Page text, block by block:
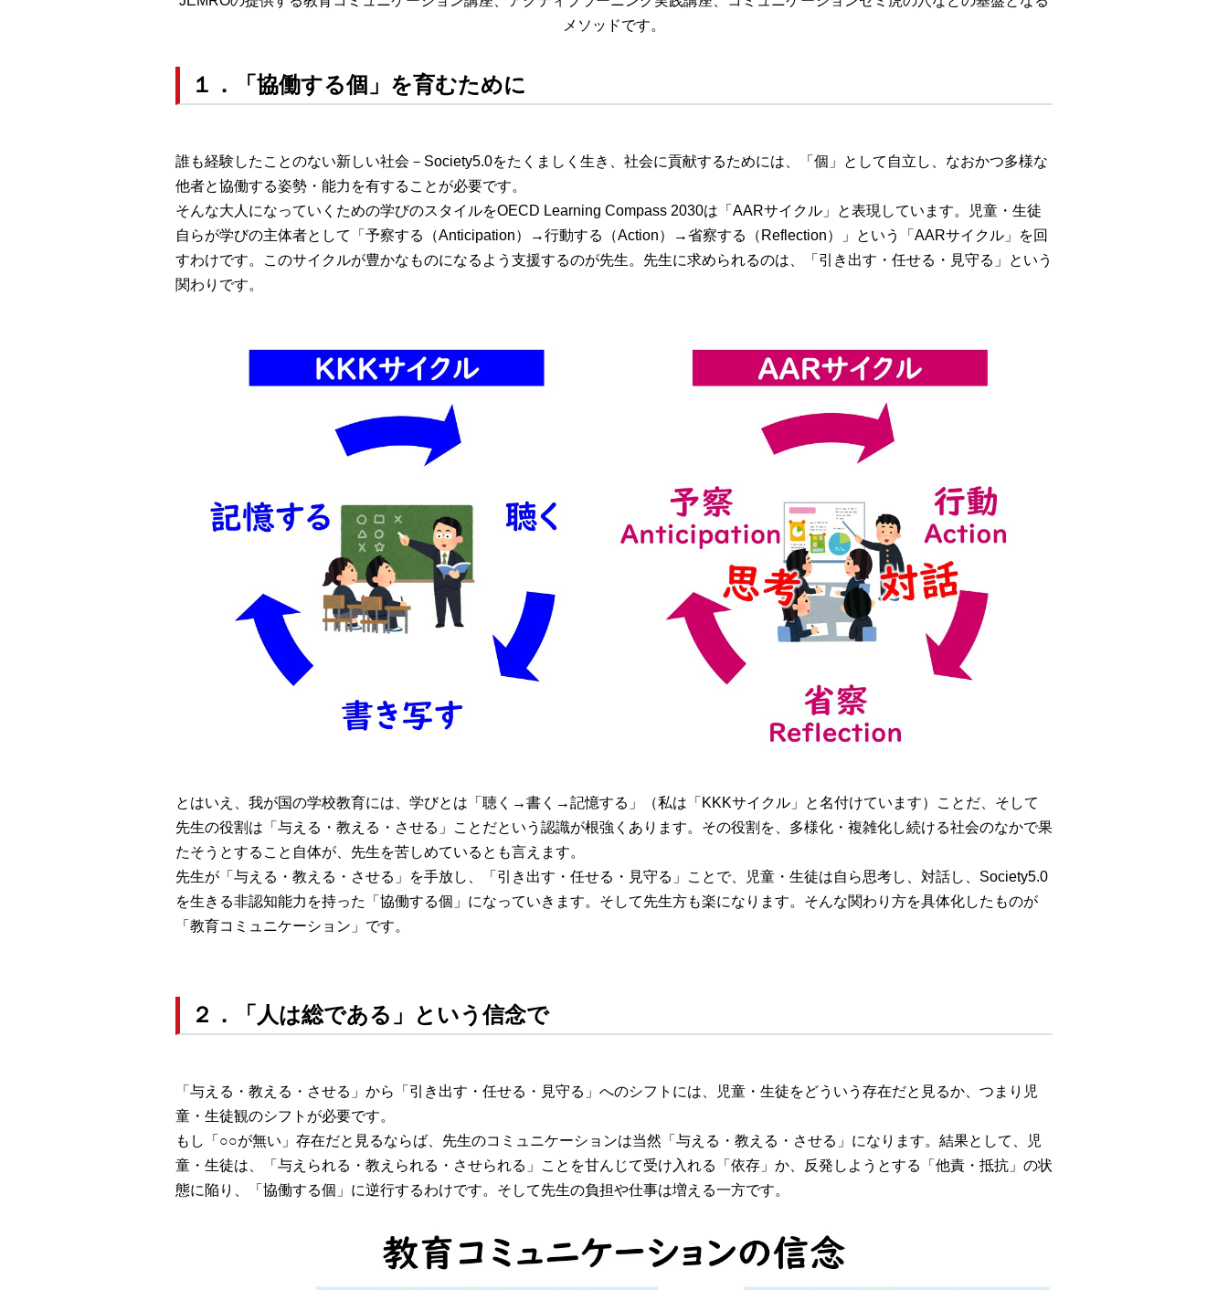
メソッドです。
１．「協働する個」を育むために
誰も経験したことのない新しい社会－Society5.0をたくましく生き、社会に貢献するためには、「個」として自立し、なおかつ多様な
他者と協働する姿勢・能力を有することが必要です。
そんな大人になっていくための学びのスタイルをOECD Learning Compass 2030は「AARサイクル」と表現しています。児童・生徒
自らが学びの主体者として「予察する（Anticipation）→行動する（Action）→省察する（Reflection）」という「AARサイクル」を回
すわけです。このサイクルが豊かなものになるよう支援するのが先生。先生に求められるのは、「引き出す・任せる・見守る」という
関わりです。
とはいえ、我が国の学校教育には、学びとは「聴く→書く→記憶する」（私は「KKKサイクル」と名付けています）ことだ、そして
先生の役割は「与える・教える・させる」ことだという認識が根強くあります。その役割を、多様化・複雑化し続ける社会のなかで果
たそうとすること自体が、先生を苦しめているとも言えます。
先生が「与える・教える・させる」を手放し、「引き出す・任せる・見守る」ことで、児童・生徒は自ら思考し、対話し、Society5.0
を生きる非認知能力を持った「協働する個」になっていきます。そして先生方も楽になります。そんな関わり方を具体化したものが
「教育コミュニケーション」です。
２．「人は総である」という信念で
「与える・教える・させる」から「引き出す・任せる・見守る」へのシフトには、児童・生徒をどういう存在だと見るか、つまり児
童・生徒観のシフトが必要です。
もし「○○が無い」存在だと見るならば、先生のコミュニケーションは当然「与える・教える・させる」になります。結果として、児
童・生徒は、「与えられる・教えられる・させられる」ことを甘んじて受け入れる「依存」か、反発しようとする「他責・抵抗」の状
態に陥り、「協働する個」に逆行するわけです。そして先生の負担や仕事は増える一方です。